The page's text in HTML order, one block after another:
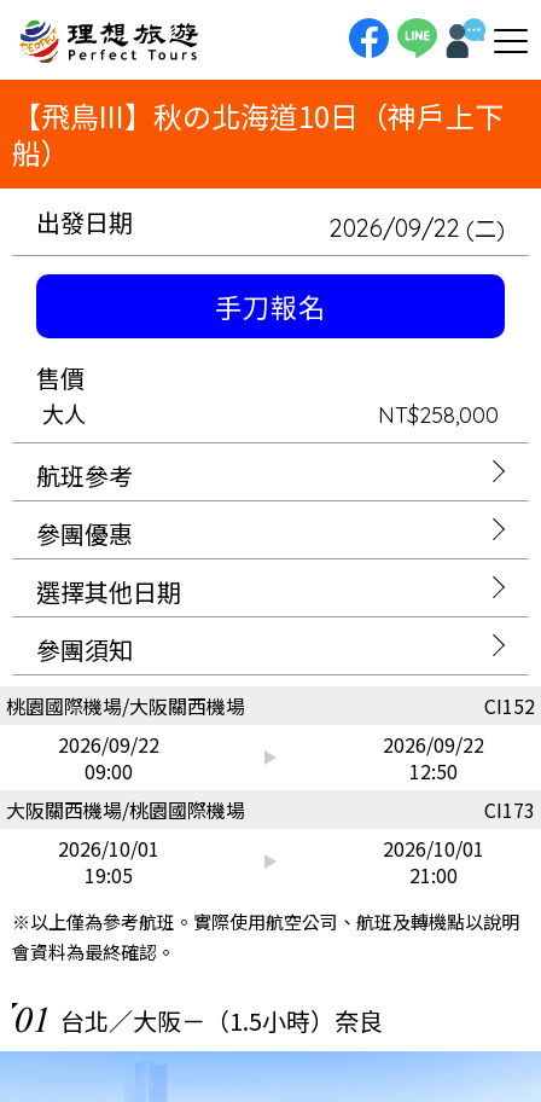
【飛鳥III】秋の北海道10日（神戶上下
船）
出發日期 2026/09/22 (二)
手刀報名
售價
大人 NT$258,000
航班參考
參團優惠
選擇其他日期
參團須知
桃園國際機場/大阪關西機場
CI152
2026/09/22
09:00
2026/09/22
12:50
大阪關西機場/桃園國際機場
CI173
2026/10/01
19:05
2026/10/01
21:00
※以上僅為參考航班。實際使用航空公司、航班及轉機點以說明
會資料為最終確認。
01 台北／大阪－（1.5小時）奈良